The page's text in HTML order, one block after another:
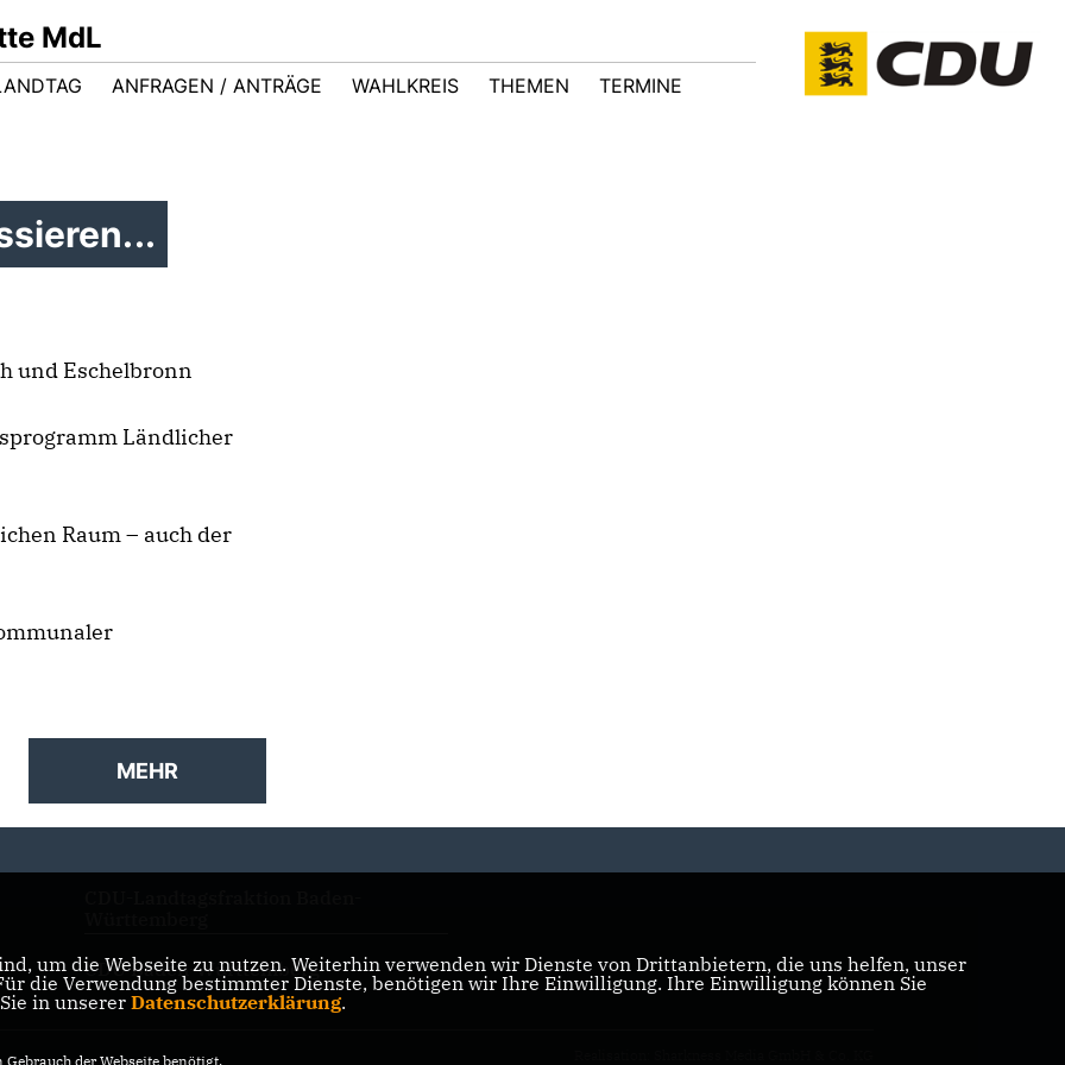
MdL
ANFRAGEN / ANTRÄGE WAHLKREIS THEMEN
TERMINE
und Eschelbronn
Ländlicher
Raum – auch der
MEHR
CDU Baden-Württemberg
um die Webseite zu nutzen. Weiterhin verwenden wir Dienste von Drittanbietern, die uns helfen, unser
die Verwendung bestimmter Dienste, benötigen wir Ihre Einwilligung. Ihre Einwilligung können Sie
in unserer Datenschutzerklärung.
der Webseite benötigt.